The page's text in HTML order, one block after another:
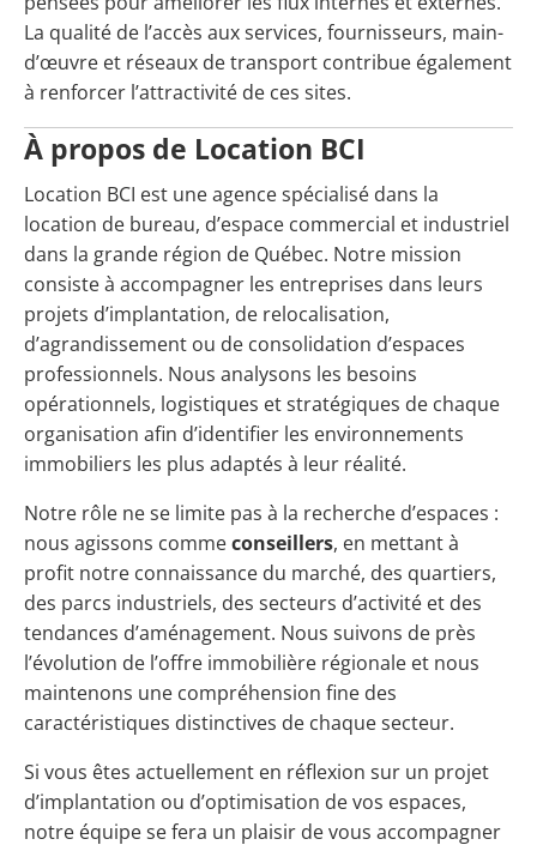
La qualité de l’accès aux services, fournisseurs, main-
d’œuvre et réseaux de transport contribue également
à renforcer l’attractivité de ces sites.
À propos de Location BCI
Location BCI est une agence spécialisé dans la
location de bureau, d’espace commercial et industriel
dans la grande région de Québec. Notre mission
consiste à accompagner les entreprises dans leurs
projets d’implantation, de relocalisation,
d’agrandissement ou de consolidation d’espaces
professionnels. Nous analysons les besoins
opérationnels, logistiques et stratégiques de chaque
organisation afin d’identifier les environnements
immobiliers les plus adaptés à leur réalité.
Notre rôle ne se limite pas à la recherche d’espaces :
nous agissons commeconseillers, en mettant à
profit notre connaissance du marché, des quartiers,
des parcs industriels, des secteurs d’activité et des
tendances d’aménagement. Nous suivons de près
l’évolution de l’offre immobilière régionale et nous
maintenons une compréhension fine des
caractéristiques distinctives de chaque secteur.
Si vous êtes actuellement en réflexion sur un projet
d’implantation ou d’optimisation de vos espaces,
notre équipe se fera un plaisir de vous accompagner